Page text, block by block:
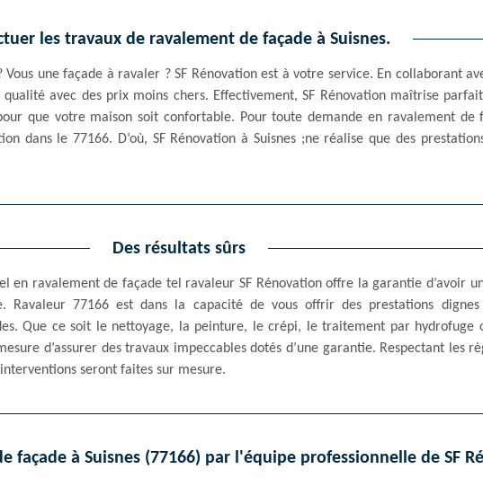
les travaux de ravalement de façade à Suisnes.
Vous une façade à ravaler ? SF Rénovation est à votre service. En collaborant
qualité avec des prix moins chers. Effectivement, SF Rénovation maîtrise
que votre maison soit confortable. Pour toute demande en ravalement de
dans le 77166. D’où, SF Rénovation à Suisnes ;ne réalise que des
Des résultats sûrs
en ravalement de façade tel ravaleur SF Rénovation offre la garantie d’avoir
Ravaleur 77166 est dans la capacité de vous offrir des prestations
Que ce soit le nettoyage, la peinture, le crépi, le traitement par hydrofuge
d’assurer des travaux impeccables dotés d’une garantie. Respectant les
seront faites sur mesure.
façade à Suisnes (77166) par l'équipe professionnelle de SF